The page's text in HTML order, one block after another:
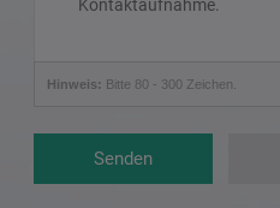
Hinweis: Bitte 80 - 300 Zeichen.
Senden